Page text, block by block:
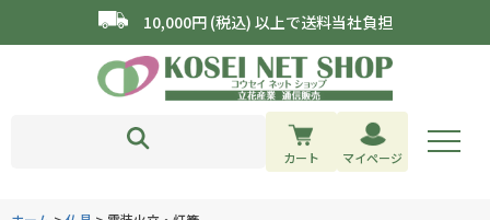
10,000円 (税込) 以上で送料当社負担
カート マイページ